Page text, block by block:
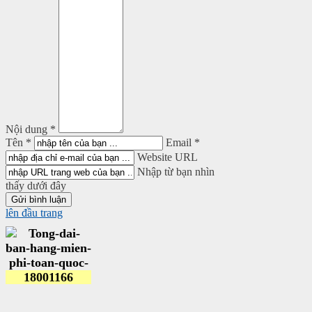
Nội dung *
Tên *
Email *
Website URL
Nhập từ bạn nhìn
thấy dưới đây
lên đầu trang